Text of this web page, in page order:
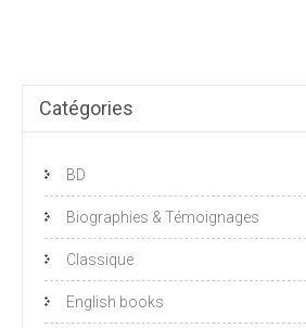
Catégories
BD
Biographies & Témoignages
Classique
English books